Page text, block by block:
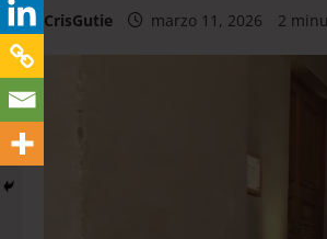
CrisGutie marzo 11, 2026 2